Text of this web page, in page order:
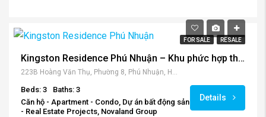
FOR SALE RESALE
Kingston Residence Phú Nhuận – Khu phức hợp thương mại hạng sang
223B Hoàng Văn Thụ, Phường 8, Phú Nhuận, Hồ Chí Minh, Vietnam
Beds: 3
Baths: 3
Căn hộ - Apartment - Condo, Dự án bất động sản
- Real Estate Projects, Novaland Group
Details